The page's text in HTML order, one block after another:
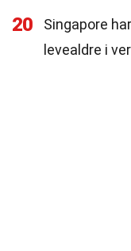
20
Singapore
levealdre i